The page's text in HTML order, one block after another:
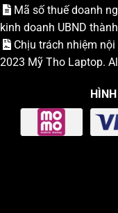
Mã số thuế doanh
kinh doanh UBND
Chịu trách nhiệm nội
2023 Mỹ Tho Laptop.